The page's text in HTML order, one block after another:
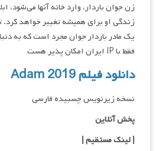
زن جوان باردار، وارد خانه آنها می‌شود،
زندگی او برای همیشه تغییر خواهد کرد.
یک مادر باردار جوان مجرد است که به
فقط با IP ایران امکان پذیر هست
دانلود فیلم Adam 2019
نسخه زیرنویس چسبیده فارسی
پخش آنلاین
| لینک مستقیم|